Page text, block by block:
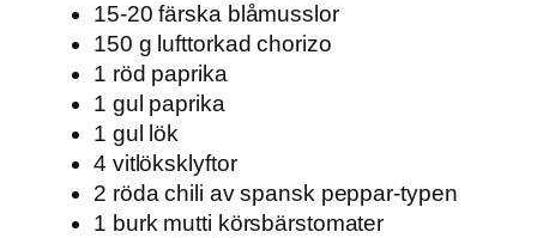
15-20 färska blåmusslor
150 g lufttorkad chorizo
1 röd paprika
1 gul paprika
1 gul lök
4 vitlöksklyftor
2 röda chili av spansk peppar-typen
1 burk mutti körsbärstomater